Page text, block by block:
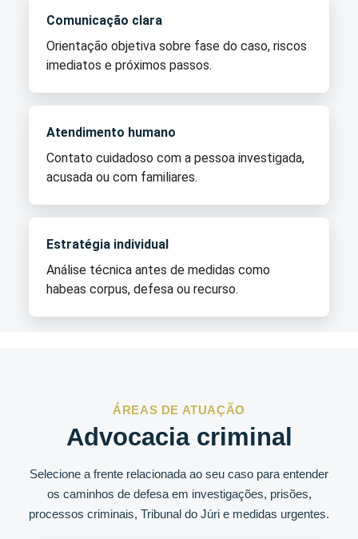
Comunicação clara
Orientação objetiva sobre fase do caso, riscos
imediatos e próximos passos.
Atendimento humano
Contato cuidadoso com a pessoa investigada,
acusada ou com familiares.
Estratégia individual
Análise técnica antes de medidas como
habeas corpus, defesa ou recurso.
ÁREAS DE ATUAÇÃO
Advocacia criminal
Selecione a frente relacionada ao seu caso para entender
os caminhos de defesa em investigações, prisões,
processos criminais, Tribunal do Júri e medidas urgentes.